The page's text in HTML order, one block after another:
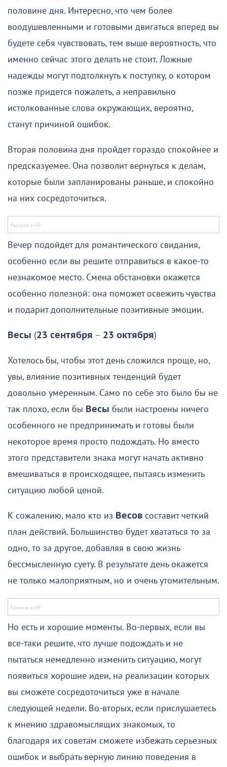
половине дня. Интересно, что чем более
воодушевленными и готовыми двигаться вперед вы
будете себя чувствовать, тем выше вероятность, что
именно сейчас этого делать не стоит. Ложные
надежды могут подтолкнуть к поступку, о котором
позже придется пожалеть, а неправильно
истолкованные слова окружающих, вероятно,
станут причиной ошибок.
Вторая половина дня пройдет гораздо спокойнее и
предсказуемее. Она позволит вернуться к делам,
которые были запланированы раньше, и спокойно
на них сосредоточиться.
Вечер подойдет для романтического свидания,
особенно если вы решите отправиться в какое-то
незнакомое место. Смена обстановки окажется
особенно полезной: она поможет освежить чувства
и подарит дополнительные позитивные эмоции.
Весы (23 сентября – 23 октября)
Хотелось бы, чтобы этот день сложился проще, но,
увы, влияние позитивных тенденций будет
довольно умеренным. Само по себе это было бы не
так плохо, если бы Весы были настроены ничего
особенного не предпринимать и готовы были
некоторое время просто подождать. Но вместо
этого представители знака могут начать активно
вмешиваться в происходящее, пытаясь изменить
ситуацию любой ценой.
К сожалению, мало кто из Весов составит четкий
план действий. Большинство будет хвататься то за
одно, то за другое, добавляя в свою жизнь
бессмысленную суету. В результате день окажется
не только малоприятным, но и очень утомительным.
Но есть и хорошие моменты. Во-первых, если вы
все-таки решите, что лучше подождать и не
пытаться немедленно изменить ситуацию, могут
появиться хорошие идеи, на реализации которых
вы сможете сосредоточиться уже в начале
следующей недели. Во-вторых, если прислушаетесь
к мнению здравомыслящих знакомых, то
благодаря их советам сможете избежать серьезных
ошибок и выбрать верную линию поведения в